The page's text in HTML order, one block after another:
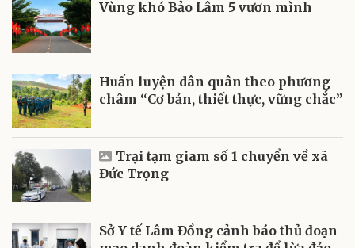
Vùng khó Bảo Lâm 5 vươn mình
Huấn luyện dân quân theo phương
châm “Cơ bản, thiết thực, vững chắc”
Trại tạm giam số 1 chuyển về xã
Đức Trọng
Sở Y tế Lâm Đồng cảnh báo thủ đoạn